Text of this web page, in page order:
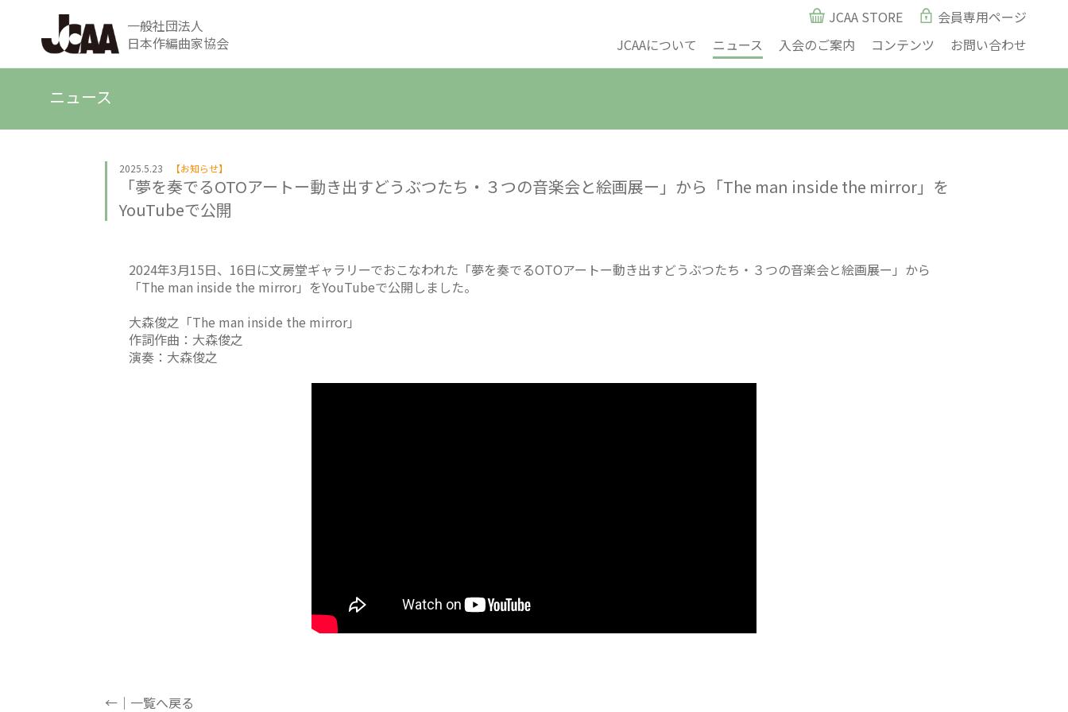
一般社団法人
日本作編曲家協会
JCAAについて ニュース 入会のご案内 コンテンツ お問い合わせ
JCAA STORE 会員専用ページ
ニュース
2025.5.23 【お知らせ】
「夢を奏でるOTOアートー動き出すどうぶつたち・３つの音楽会と絵画展ー」から「The man inside the mirror」を
YouTubeで公開
2024年3月15日、16日に文房堂ギャラリーでおこなわれた「夢を奏でるOTOアートー動き出すどうぶつたち・３つの音楽会と絵画展ー」から
「The man inside the mirror」をYouTubeで公開しました。
大森俊之「The man inside the mirror」
作詞作曲：大森俊之
演奏：大森俊之
←｜一覧へ戻る